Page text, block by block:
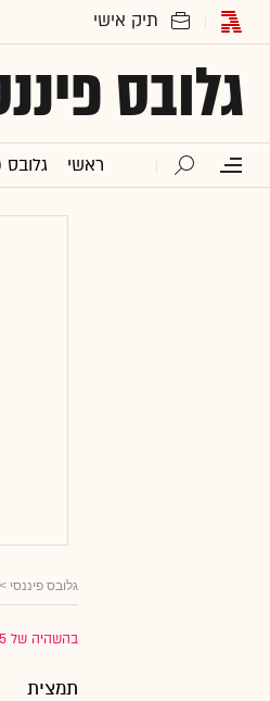
גלובס
ראשי גלובס
גלובס פיננסי >
בהשהיה של 15 דק'
תמצית